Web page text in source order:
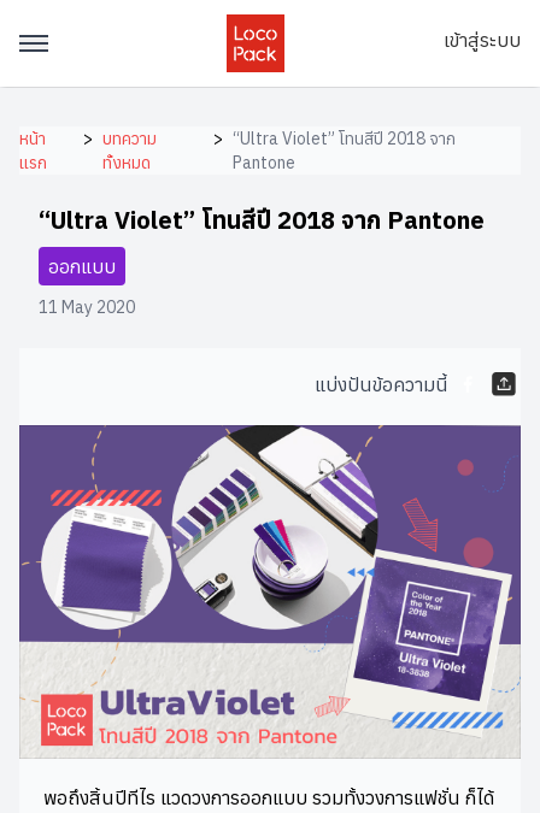
เข้าสู่ระบบ
หน้า
แรก
> บทความ
ทั้งหมด
> “Ultra Violet” โทนสีปี 2018 จาก
Pantone
“Ultra Violet” โทนสีปี 2018 จาก Pantone
ออกแบบ
11 May 2020
แบ่งปันข้อความนี้
พอถึงสิ้นปีทีไร แวดวงการออกแบบ รวมทั้งวงการแฟชั่น ก็ได้